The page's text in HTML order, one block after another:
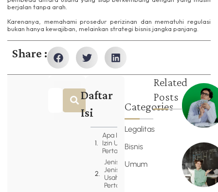
berjalan tanpa arah.
Karenanya, memahami prosedur perizinan dan mematuhi regulasi
bukan hanya kewajiban, melainkan strategi bisnis jangka panjang.
Share :
Daftar
Isi
Apa Itu
Izin Usaha
Pertanian?
Jenis-
Jenis Izin
Usaha
Pertanian
Categories
Legalitas
Bisnis
Umum
Related
Posts